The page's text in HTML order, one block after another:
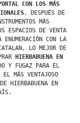
CON LOS MÁS
. DESPUÉS DE
MÁS
ESPACIOS DE VENTA
ENUMERACIÓN CON LA
LO MEJOR DE
HIERBABUENA EN
Y FUGAZ PARA EL
MÁS VENTAJOSO
HIERBABUENA EN